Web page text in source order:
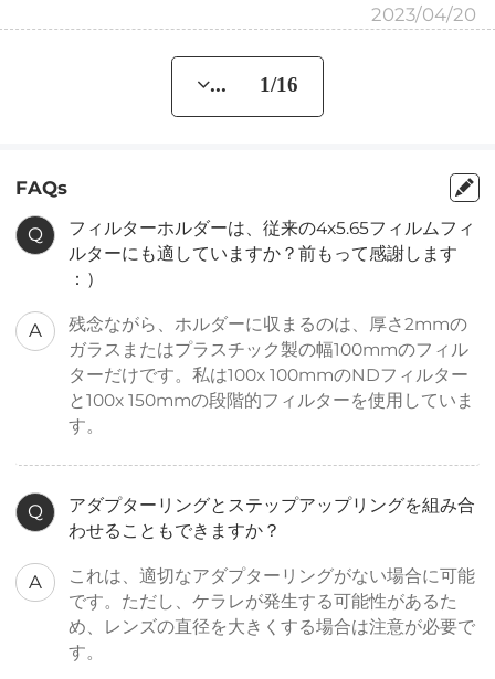
2023/04/20
... 1/16
FAQs
Q
フィルターホルダーは、従来の4x5.65フィルムフィ
ルターにも適していますか？前もって感謝します
：）
A
残念ながら、ホルダーに収まるのは、厚さ2mmの
ガラスまたはプラスチック製の幅100mmのフィル
ターだけです。私は100x 100mmのNDフィルター
と100x 150mmの段階的フィルターを使用していま
す。
Q
アダプターリングとステップアップリングを組み合
わせることもできますか？
A
これは、適切なアダプターリングがない場合に可能
です。ただし、ケラレが発生する可能性があるた
め、レンズの直径を大きくする場合は注意が必要で
す。